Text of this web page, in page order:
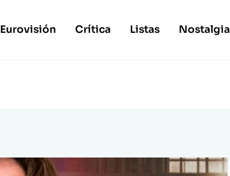
Eurovisión Crítica Listas Nostalgia